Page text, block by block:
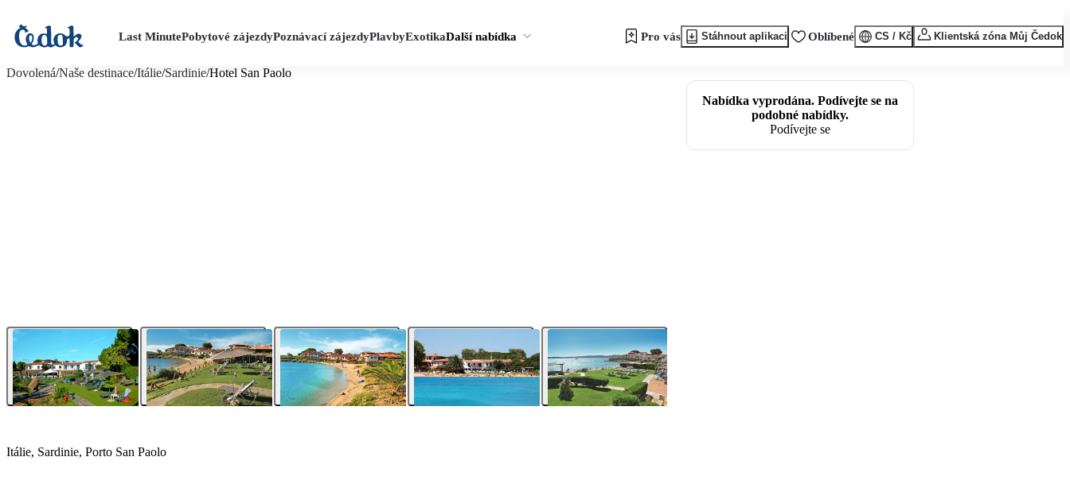
Last MinutePobytové zájezdyPoznávací zájezdyPlavbyExotikaDalší nabídka Pro vás Stáhnout aplikaci Oblíbené CS / Kč Klientská zóna Můj Čedok
Dovolená/Naše destinace/Itálie/Sardinie/Hotel San Paolo
Itálie, Sardinie, Porto San Paolo
Nabídka vyprodána. Podívejte se na
podobné nabídky.
Podívejte se